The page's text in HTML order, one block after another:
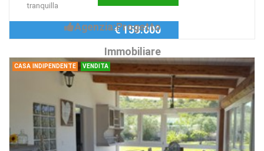
tranquilla
Agenzia:Progetto
Immobiliare
€ 158.000
CASA INDIPENDENTE VENDITA